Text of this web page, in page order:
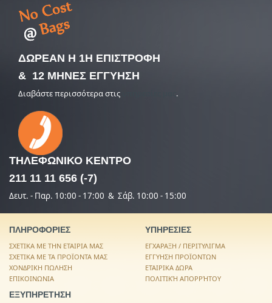
ΔΩΡΕΑΝ Η 1Η ΕΠΙΣΤΡΟΦΗ
& 12 ΜΗΝΕΣ ΕΓΓΥΗΣΗ
Διαβάστε περισσότερα στις .
ΤΗΛΕΦΩΝΙΚΟ ΚΕΝΤΡΟ
211 11 11 656 (-7)
Δευτ. - Παρ. 10:00 - 17:00 & Σάβ. 10:00 - 15:00
ΠΛΗΡΟΦΟΡΙΕΣ
ΣΧΕΤΙΚΑ ΜΕ ΤΗΝ ΕΤΑΙΡΙΑ ΜΑΣ
ΣΧΕΤΙΚΑ ΜΕ ΤΑ ΠΡΟΪΟΝΤΑ ΜΑΣ
ΧΟΝΔΡΙΚΗ ΠΩΛΗΣΗ
ΕΠΙΚΟΙΝΩΝΙΑ
ΥΠΗΡΕΣΙΕΣ
ΕΓΧΑΡΑΞΗ / ΠΕΡΙΤΥΛΙΓΜΑ
ΕΓΓΥΗΣΗ ΠΡΟΪΟΝΤΩΝ
ΕΤΑΙΡΙΚΑ ΔΩΡΑ
ΠΟΛΙΤΙΚΉ ΑΠΟΡΡΉΤΟΥ
ΕΞΥΠΗΡΕΤΗΣΗ